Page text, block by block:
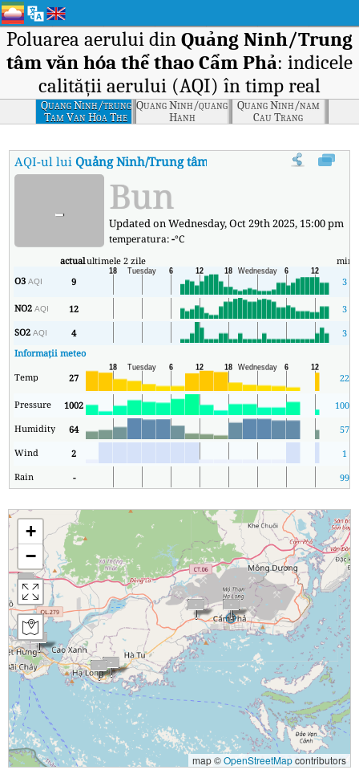
Poluarea aerului din Quảng Ninh/Trung
tâm văn hóa thể thao Cẩm Phả: indicele
calității aerului (AQI) în timp real
Quang Ninh/trung
Tam Van Hoa The
Thao Cam Pha
Quang Ninh/quang
Hanh
Quang Ninh/nam
Cau Trang
AQI-ul luiQuảng Ninh/Trung tâm văn hóa thể thao Cẩm
- Bun
Updated on Wednesday, Oct 29th 2025, 15:00 pm
temperatura:-°C
actualultimele 2 zile min
O3AQI 9 3
NO2AQI 12
3
SO2AQI 4
3
Informații meteo
Temp
27 22
Pressure 1002 1001
Humidity
64
57
Wind
2
1
Rain
- 99
+
−
map ©OpenStreetMapcontributors